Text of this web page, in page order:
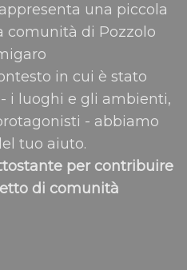
una piccola
comunità di Pozzolo
in cui è stato
i luoghi e gli ambienti,
- abbiamo
tuo aiuto.
per contribuire
di comunità